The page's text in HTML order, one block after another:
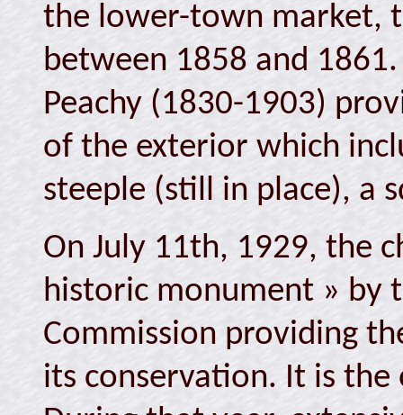
the lower-town market,
between 1858 and
Peachy (1830-1903)
of the exterior which
steeple (still in place), a
On July 11th, 1929, the
historic monument » by
Commission providing
its conservation. It is the